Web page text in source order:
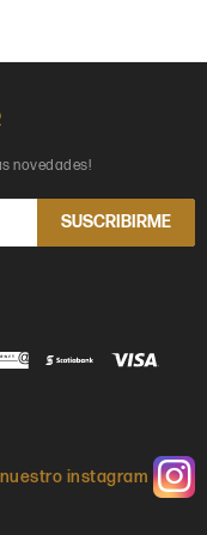
novedades!
SUSCRIBIRME
